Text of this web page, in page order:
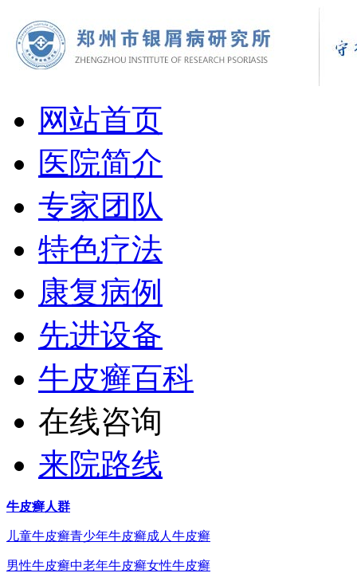
网站首页
医院简介
专家团队
特色疗法
康复病例
先进设备
牛皮癣百科
在线咨询
来院路线
牛皮癣人群
儿童牛皮癣青少年牛皮癣成人牛皮癣
男性牛皮癣中老年牛皮癣女性牛皮癣